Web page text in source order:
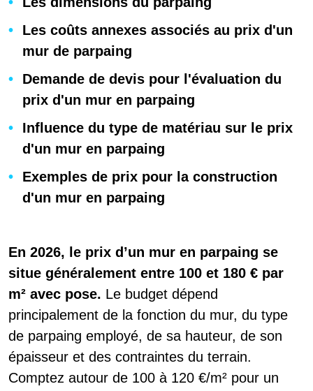
Les coûts annexes associés au prix d'un
mur de parpaing
Demande de devis pour l'évaluation du
prix d'un mur en parpaing
Influence du type de matériau sur le prix
d'un mur en parpaing
Exemples de prix pour la construction
d'un mur en parpaing
En 2026, le prix d’un mur en parpaing se
situe généralement entre 100 et 180 € par
m² avec pose. Le budget dépend
principalement de la fonction du mur, du type
de parpaing employé, de sa hauteur, de son
épaisseur et des contraintes du terrain.
Comptez autour de 100 à 120 €/m² pour un